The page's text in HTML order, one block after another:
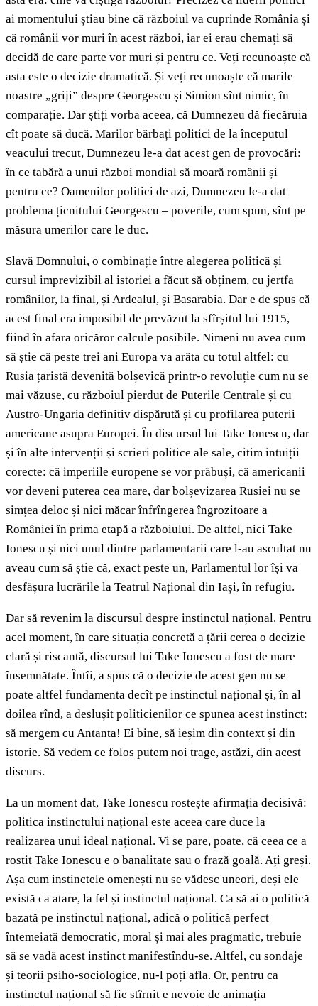
ai momentului știau bine că războiul va cuprinde România și
că românii vor muri în acest război, iar ei erau chemați să
decidă de care parte vor muri și pentru ce. Veți recunoaște că
asta este o decizie dramatică. Și veți recunoaște că marile
noastre „griji” despre Georgescu și Simion sînt nimic, în
comparație. Dar știți vorba aceea, că Dumnezeu dă fiecăruia
cît poate să ducă. Marilor bărbați politici de la începutul
veacului trecut, Dumnezeu le-a dat acest gen de provocări:
în ce tabără a unui război mondial să moară românii și
pentru ce? Oamenilor politici de azi, Dumnezeu le-a dat
problema țicnitului Georgescu – poverile, cum spun, sînt pe
măsura umerilor care le duc.
Slavă Domnului, o combinație între alegerea politică și
cursul imprevizibil al istoriei a făcut să obținem, cu jertfa
românilor, la final, și Ardealul, și Basarabia. Dar e de spus că
acest final era imposibil de prevăzut la sfîrșitul lui 1915,
fiind în afara oricăror calcule posibile. Nimeni nu avea cum
să știe că peste trei ani Europa va arăta cu totul altfel: cu
Rusia țaristă devenită bolșevică printr-o revoluție cum nu se
mai văzuse, cu războiul pierdut de Puterile Centrale și cu
Austro-Ungaria definitiv dispărută și cu profilarea puterii
americane asupra Europei. În discursul lui Take Ionescu, dar
și în alte intervenții și scrieri politice ale sale, citim intuiții
corecte: că imperiile europene se vor prăbuși, că americanii
vor deveni puterea cea mare, dar bolșevizarea Rusiei nu se
simțea deloc și nici măcar înfrîngerea îngrozitoare a
României în prima etapă a războiului. De altfel, nici Take
Ionescu și nici unul dintre parlamentarii care l-au ascultat nu
aveau cum să știe că, exact peste un, Parlamentul lor își va
desfășura lucrările la Teatrul Național din Iași, în refugiu.
Dar să revenim la discursul despre instinctul național. Pentru
acel moment, în care situația concretă a țării cerea o decizie
clară și riscantă, discursul lui Take Ionescu a fost de mare
însemnătate. Întîi, a spus că o decizie de acest gen nu se
poate altfel fundamenta decît pe instinctul național și, în al
doilea rînd, a deslușit politicienilor ce spunea acest instinct:
să mergem cu Antanta! Ei bine, să ieșim din context și din
istorie. Să vedem ce folos putem noi trage, astăzi, din acest
discurs.
La un moment dat, Take Ionescu rostește afirmația decisivă:
politica instinctului național este aceea care duce la
realizarea unui ideal național. Vi se pare, poate, că ceea ce a
rostit Take Ionescu e o banalitate sau o frază goală. Ați greși.
Așa cum instinctele omenești nu se vădesc uneori, deși ele
există ca atare, la fel și instinctul național. Ca să ai o politică
bazată pe instinctul național, adică o politică perfect
întemeiată democratic, moral și mai ales pragmatic, trebuie
să se vadă acest instinct manifestîndu-se. Altfel, cu sondaje
și teorii psiho-sociologice, nu-l poți afla. Or, pentru ca
instinctul național să fie stîrnit e nevoie de animația